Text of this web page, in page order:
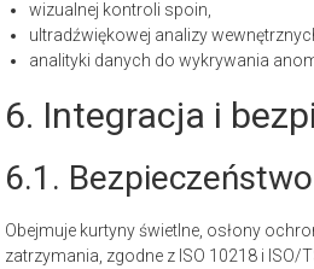
wizualnej kontroli spoin,
ultradźwiękowej analizy
analityki danych do wykrywania
6. Integracja i
6.1.
Obejmuje kurtyny świetlne, osłony
zatrzymania, zgodne z ISO 10218 i ISO/